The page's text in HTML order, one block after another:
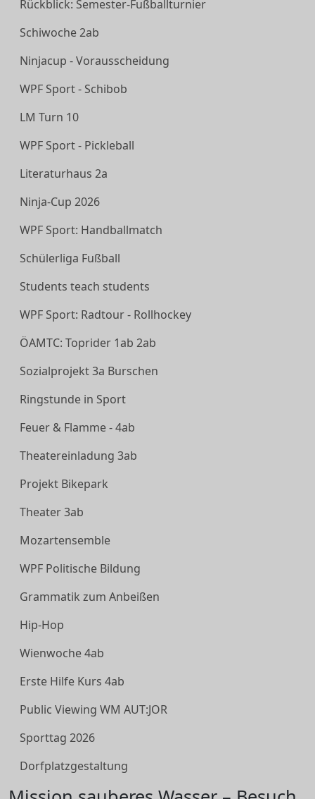
Rückblick: Semester-Fußballturnier
Schiwoche 2ab
Ninjacup - Vorausscheidung
WPF Sport - Schibob
LM Turn 10
WPF Sport - Pickleball
Literaturhaus 2a
Ninja-Cup 2026
WPF Sport: Handballmatch
Schülerliga Fußball
Students teach students
WPF Sport: Radtour - Rollhockey
ÖAMTC: Toprider 1ab 2ab
Sozialprojekt 3a Burschen
Ringstunde in Sport
Feuer & Flamme - 4ab
Theatereinladung 3ab
Projekt Bikepark
Theater 3ab
Mozartensemble
WPF Politische Bildung
Grammatik zum Anbeißen
Hip-Hop
Wienwoche 4ab
Erste Hilfe Kurs 4ab
Public Viewing WM AUT:JOR
Sporttag 2026
Dorfplatzgestaltung